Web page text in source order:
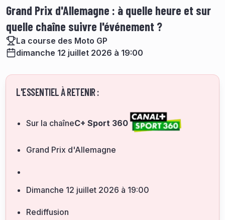
Grand Prix d'Allemagne : à quelle heure et sur
quelle chaîne suivre l'événement ?
La course des Moto GP
dimanche 12 juillet 2026 à 19:00
L'ESSENTIEL À RETENIR :
Sur la chaîneC+ Sport 360
Grand Prix d'Allemagne
dimanche 12 juillet 2026 à 19:00
Rediffusion